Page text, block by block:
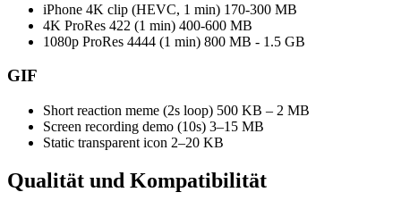
iPhone 4K clip (HEVC, 1 min) 170-300 MB
4K ProRes 422 (1 min) 400-600 MB
1080p ProRes 4444 (1 min) 800 MB - 1.5 GB
GIF
Short reaction meme (2s loop) 500 KB – 2 MB
Screen recording demo (10s) 3–15 MB
Static transparent icon 2–20 KB
Qualität und Kompatibilität